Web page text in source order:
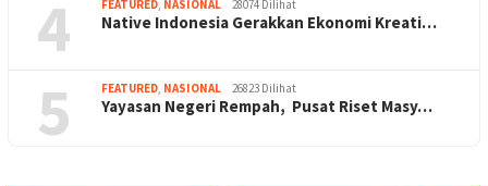
4 FEATURED, NASIONAL 28074 Dilihat
Native Indonesia Gerakkan Ekonomi Kreati…
5 FEATURED, NASIONAL 26823 Dilihat
Yayasan Negeri Rempah, Pusat Riset Masy…